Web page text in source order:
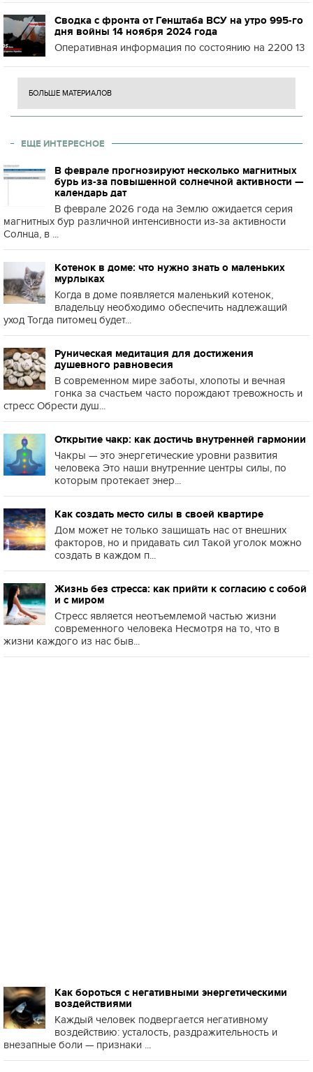
Сводка с фронта от Генштаба ВСУ на утро 995-го
дня войны 14 ноября 2024 года
Оперативная информация по состоянию на 2200 13
БОЛЬШЕ МАТЕРИАЛОВ
ЕЩЕ ИНТЕРЕСНОЕ
В феврале прогнозируют несколько магнитных
бурь из-за повышенной солнечной активности —
календарь дат
В феврале 2026 года на Землю ожидается серия
магнитных бур различной интенсивности из-за активности
Солнца, в ...
Котенок в доме: что нужно знать о маленьких
мурлыках
Когда в доме появляется маленький котенок,
владельцу необходимо обеспечить надлежащий
уход Тогда питомец будет...
Руническая медитация для достижения
душевного равновесия
В современном мире заботы, хлопоты и вечная
гонка за счастьем часто порождают тревожность и
стресс Обрести душ...
Открытие чакр: как достичь внутренней гармонии
Чакры — это энергетические уровни развития
человека Это наши внутренние центры силы, по
которым протекает энер...
Как создать место силы в своей квартире
Дом может не только защищать нас от внешних
факторов, но и придавать сил Такой уголок можно
создать в каждом п...
Жизнь без стресса: как прийти к согласию с собой
и с миром
Стресс является неотъемлемой частью жизни
современного человека Несмотря на то, что в
жизни каждого из нас быв...
Как бороться с негативными энергетическими
воздействиями
Каждый человек подвергается негативному
воздействию: усталость, раздражительность и
внезапные боли — признаки ...